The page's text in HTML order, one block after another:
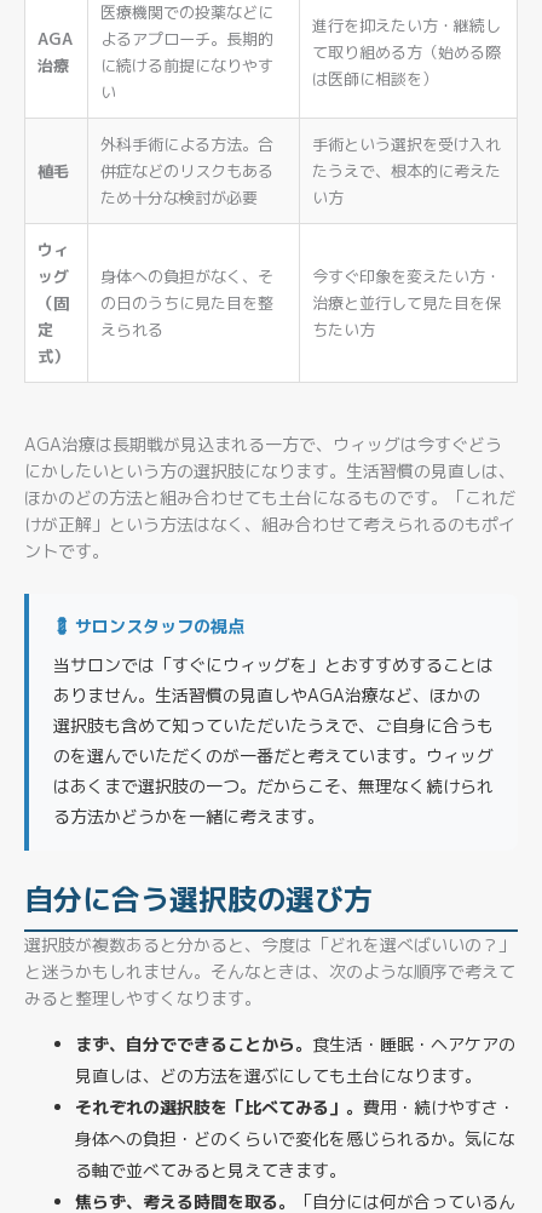
AGA
治療
医療機関での投薬などに
よるアプローチ。長期的
に続ける前提になりやす
い
進行を抑えたい方・継続し
て取り組める方（始める際
は医師に相談を）
植毛
外科手術による方法。合
併症などのリスクもある
ため十分な検討が必要
手術という選択を受け入れ
たうえで、根本的に考えた
い方
ウィ
ッグ
（固
定
式）
身体への負担がなく、そ
の日のうちに見た目を整
えられる
今すぐ印象を変えたい方・
治療と並行して見た目を保
ちたい方
AGA治療は長期戦が見込まれる一方で、ウィッグは今すぐどう
にかしたいという方の選択肢になります。生活習慣の見直しは、
ほかのどの方法と組み合わせても土台になるものです。「これだ
けが正解」という方法はなく、組み合わせて考えられるのもポイ
ントです。
💈 サロンスタッフの視点
当サロンでは「すぐにウィッグを」とおすすめすることは
ありません。生活習慣の見直しやAGA治療など、ほかの
選択肢も含めて知っていただいたうえで、ご自身に合うも
のを選んでいただくのが一番だと考えています。ウィッグ
はあくまで選択肢の一つ。だからこそ、無理なく続けられ
る方法かどうかを一緒に考えます。
自分に合う選択肢の選び方
選択肢が複数あると分かると、今度は「どれを選べばいいの？」
と迷うかもしれません。そんなときは、次のような順序で考えて
みると整理しやすくなります。
まず、自分でできることから。 食生活・睡眠・ヘアケアの
見直しは、どの方法を選ぶにしても土台になります。
それぞれの選択肢を「比べてみる」。 費用・続けやすさ・
身体への負担・どのくらいで変化を感じられるか。気にな
る軸で並べてみると見えてきます。
焦らず、考える時間を取る。
「自分には何が合っているん